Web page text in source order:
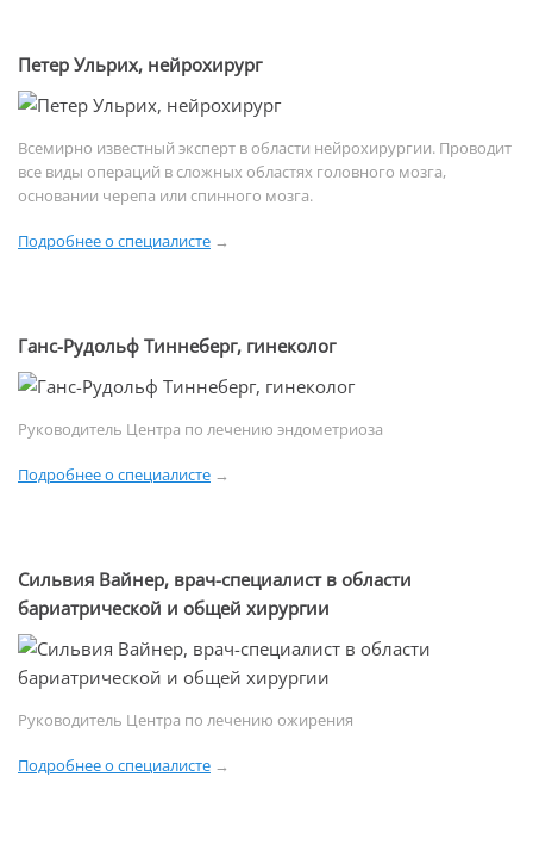
Петер Ульрих, нейрохирург
Всемирно известный эксперт в области нейрохирургии. Проводит
все виды операций в сложных областях головного мозга,
основании черепа или спинного мозга.
Подробнее о специалисте →
Ганс-Рудольф Тиннеберг, гинеколог
Руководитель Центра по лечению эндометриоза
Подробнее о специалисте →
Сильвия Вайнер, врач-специалист в области
бариатрической и общей хирургии
Руководитель Центра по лечению ожирения
Подробнее о специалисте →